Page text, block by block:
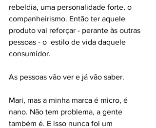
rebeldia, uma personalidade forte, o
companheirismo. Então ter aquele
produto vai reforçar - perante às outras
pessoas - o  estilo de vida daquele
consumidor.
As pessoas vão ver e já vão saber.
Mari, mas a minha marca é micro, é
nano. Não tem problema, a gente
também é. E isso nunca foi um